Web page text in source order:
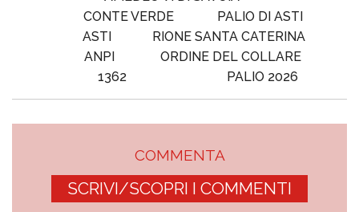
CONTE VERDE
PALIO DI ASTI
ASTI
RIONE SANTA CATERINA
ANPI
ORDINE DEL COLLARE
1362
PALIO 2026
COMMENTA
SCRIVI/SCOPRI I COMMENTI